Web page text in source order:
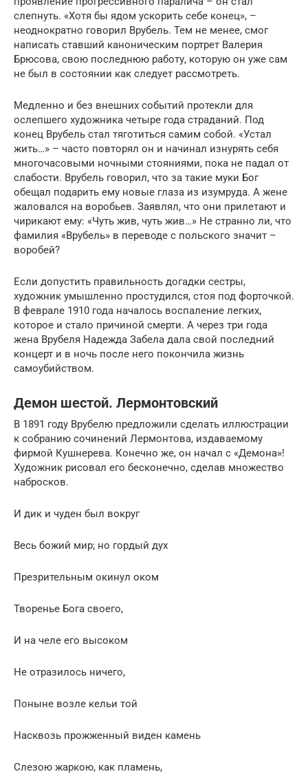
слепнуть. «Хотя бы ядом ускорить себе конец», –
неоднократно говорил Врубель. Тем не менее, смог
написать ставший каноническим портрет Валерия
Брюсова, свою последнюю работу, которую он уже сам
не был в состоянии как следует рассмотреть.
Медленно и без внешних событий протекли для
ослепшего художника четыре года страданий. Под
конец Врубель стал тяготиться самим собой. «Устал
жить…» – часто повторял он и начинал изнурять себя
многочасовыми ночными стояниями, пока не падал от
слабости. Врубель говорил, что за такие муки Бог
обещал подарить ему новые глаза из изумруда. А жене
жаловался на воробьев. Заявлял, что они прилетают и
чирикают ему: «Чуть жив, чуть жив…» Не странно ли, что
фамилия «Врубель» в переводе с польского значит –
воробей?
Если допустить правильность догадки сестры,
художник умышленно простудился, стоя под форточкой.
В феврале 1910 года началось воспаление легких,
которое и стало причиной смерти. А через три года
жена Врубеля Надежда Забела дала свой последний
концерт и в ночь после него покончила жизнь
самоубийством.
Демон шестой. Лермонтовский
В 1891 году Врубелю предложили сделать иллюстрации
к собранию сочинений Лермонтова, издаваемому
фирмой Кушнерева. Конечно же, он начал с «Демона»!
Художник рисовал его бесконечно, сделав множество
набросков.
И дик и чуден был вокруг
Весь божий мир; но гордый дух
Презрительным окинул оком
Творенье Бога своего,
И на челе его высоком
Не отразилось ничего,
Поныне возле кельи той
Насквозь прожженный виден камень
Слезою жаркою, как пламень,